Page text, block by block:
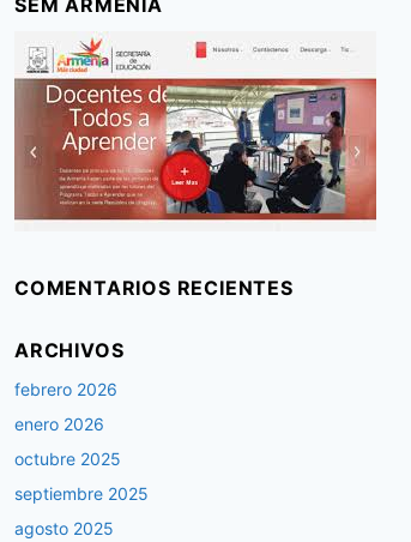
SEM ARMENIA
COMENTARIOS RECIENTES
ARCHIVOS
febrero 2026
enero 2026
octubre 2025
septiembre 2025
agosto 2025